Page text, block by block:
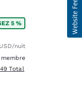
5 %
:
USD/nuit
les détails totaux
Total